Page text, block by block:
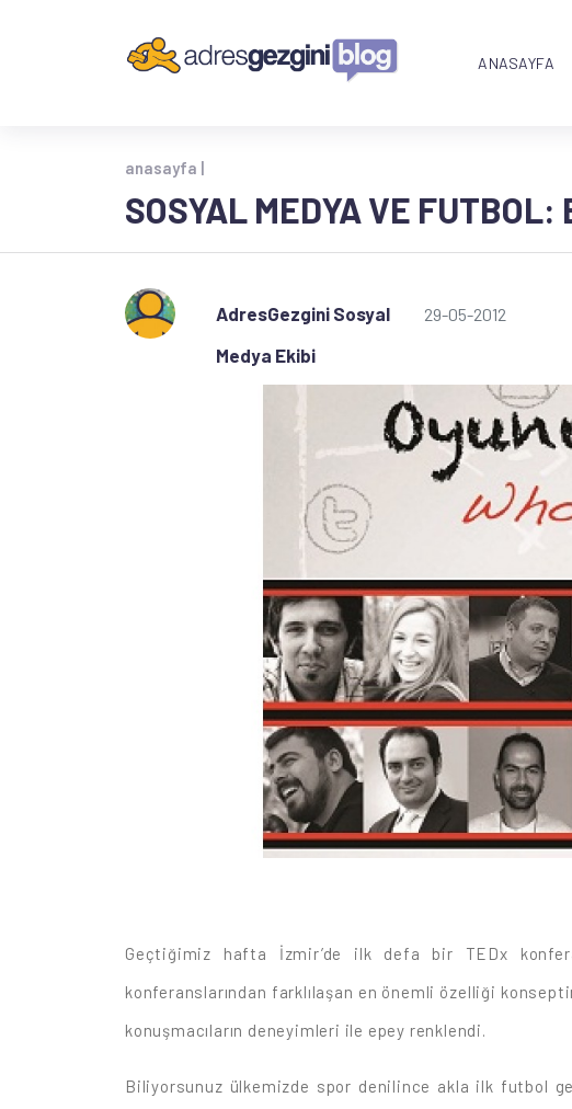
ANASAYFA
anasayfa |
SOSYAL MEDYA VE FUTBOL:
AdresGezgini Sosyal
Medya Ekibi
29-05-2012
Geçtiğimiz hafta İzmir’de ilk defa bir TEDx
konferanslarından farklılaşan en önemli özelliği
konuşmacıların deneyimleri ile epey renklendi.
Biliyorsunuz ülkemizde spor denilince akla ilk futbol